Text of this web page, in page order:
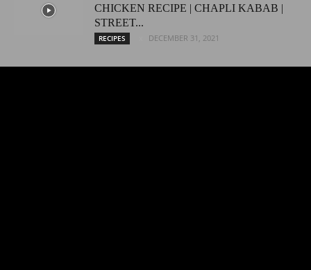
CHICKEN RECIPE | CHAPLI KABAB |
STREET...
RECIPES DECEMBER 31, 2021